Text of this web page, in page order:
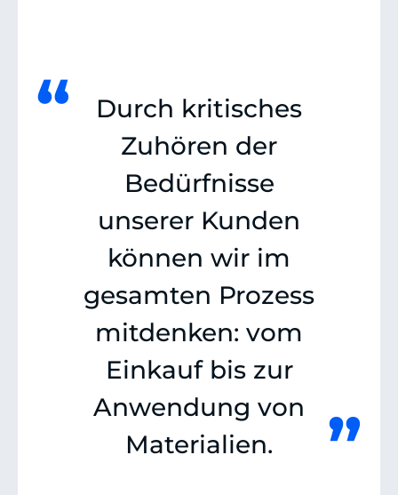
“
Durch kritisches
Zuhören der
Bedürfnisse
unserer Kunden
können wir im
gesamten Prozess
mitdenken: vom
Einkauf bis zur
Anwendung von
Materialien.
”